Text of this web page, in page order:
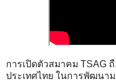
การเปิดตัวสมาคม TSAG
ประเทศไทย ในการพัฒนา